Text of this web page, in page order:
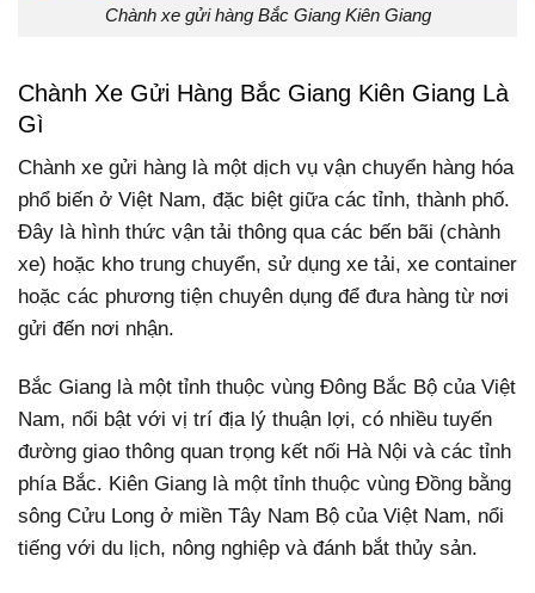
Chành xe gửi hàng Bắc Giang Kiên Giang
Chành Xe Gửi Hàng Bắc Giang Kiên Giang Là
Gì
Chành xe gửi hàng là một dịch vụ vận chuyển hàng hóa
phổ biến ở Việt Nam, đặc biệt giữa các tỉnh, thành phố.
Đây là hình thức vận tải thông qua các bến bãi (chành
xe) hoặc kho trung chuyển, sử dụng xe tải, xe container
hoặc các phương tiện chuyên dụng để đưa hàng từ nơi
gửi đến nơi nhận.
Bắc Giang là một tỉnh thuộc vùng Đông Bắc Bộ của Việt
Nam, nổi bật với vị trí địa lý thuận lợi, có nhiều tuyến
đường giao thông quan trọng kết nối Hà Nội và các tỉnh
phía Bắc. Kiên Giang là một tỉnh thuộc vùng Đồng bằng
sông Cửu Long ở miền Tây Nam Bộ của Việt Nam, nổi
tiếng với du lịch, nông nghiệp và đánh bắt thủy sản.